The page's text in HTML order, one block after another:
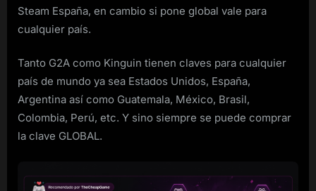
Steam España, en cambio si pone global vale para
cualquier país.
Tanto G2A como Kinguin tienen claves para cualquier
país de mundo ya sea Estados Unidos, España,
Argentina así como Guatemala, México, Brasil,
Colombia, Perú, etc. Y sino siempre se puede comprar
la clave GLOBAL.